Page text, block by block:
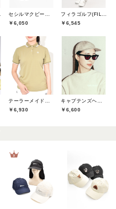
￥6,050
￥6,545
￥6,930
￥6,600